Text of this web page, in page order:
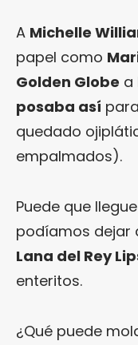
A Michelle
papel como
Golden Globe a
posaba así
quedado
empalmados).
Puede que
podíamos dejar
Lana del Rey
enteritos.
¿Qué puede